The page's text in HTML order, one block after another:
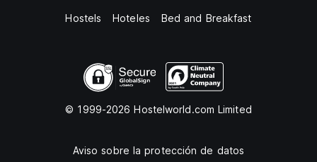
Hostels Hoteles Bed and Breakfast
© 1999-2026 Hostelworld.com Limited
Aviso sobre la protección de datos